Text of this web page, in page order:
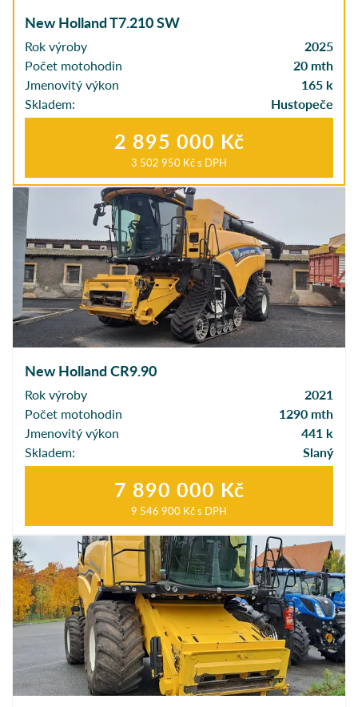
New Holland T7.210 SW
Rok výroby
2025
Počet motohodin
20 mth
Jmenovitý výkon
165 k
Skladem:
Hustopeče
2 895 000 Kč
3 502 950 Kčs DPH
New Holland CR9.90
Rok výroby
2021
Počet motohodin
1290 mth
Jmenovitý výkon
441 k
Skladem:
Slaný
7 890 000 Kč
9 546 900 Kčs DPH